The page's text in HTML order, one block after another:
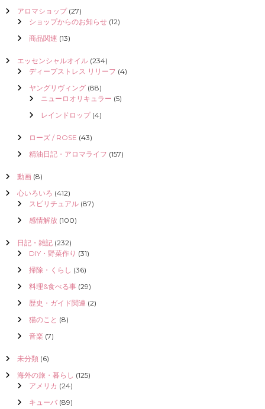
アロマショップ(27)
ショップからのお知らせ(12)
商品関連 (13)
エッセンシャルオイル(234)
ディープストレス リリーフ (4)
ヤングリヴィング(88)
ニューロオリキュラー (5)
レインドロップ(4)
ローズ / ROSE (43)
精油日記・アロマライフ (157)
動画(8)
心いろいろ (412)
スピリチュアル(87)
感情解放(100)
日記・雑記(232)
DIY・野菜作り (31)
掃除・くらし (36)
料理&食べる事(29)
歴史・ガイド関連 (2)
猫のこと (8)
音楽 (7)
未分類(6)
海外の旅・暮らし (125)
アメリカ (24)
キューバ(89)